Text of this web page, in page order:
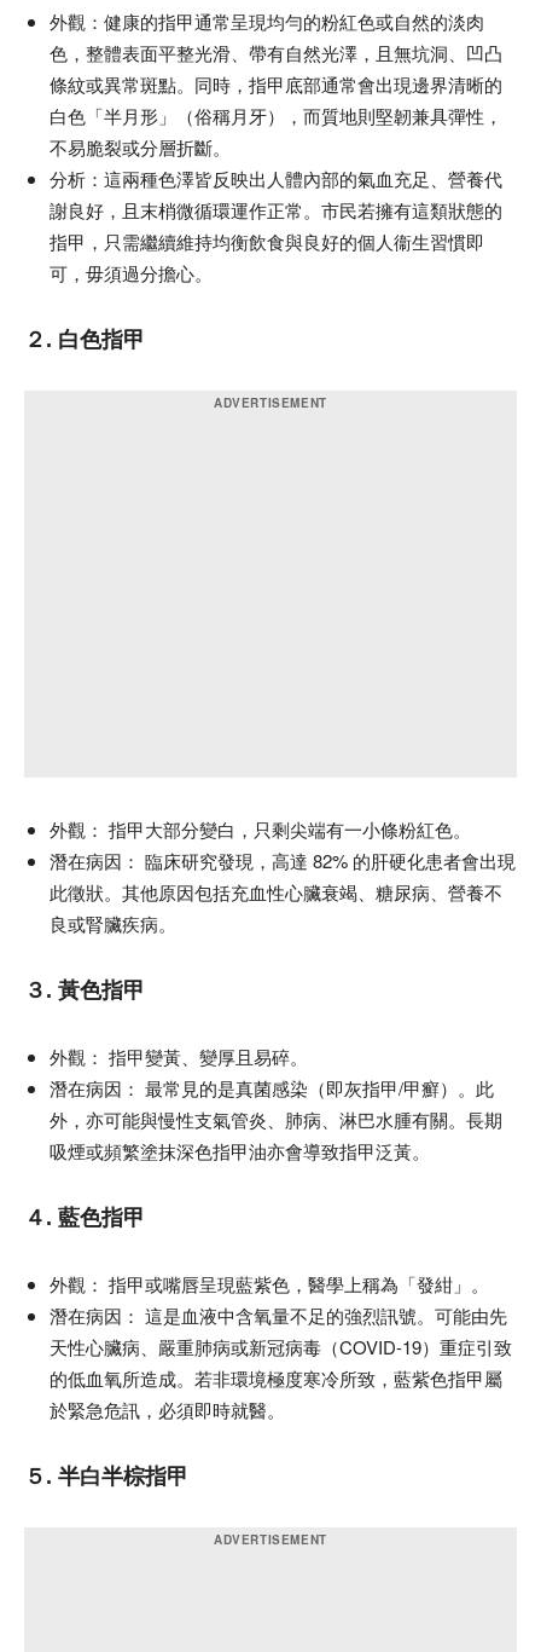
外觀： 健康的指甲通常呈現均勻的粉紅色或自然的淡肉
色，整體表面平整光滑、帶有自然光澤，且無坑洞、凹凸
條紋或異常斑點。同時，指甲底部通常會出現邊界清晰的
白色「半月形」（俗稱月牙），而質地則堅韌兼具彈性，
不易脆裂或分層折斷。
分析： 這兩種色澤皆反映出人體內部的氣血充足、營養代
謝良好，且末梢微循環運作正常。市民若擁有這類狀態的
指甲，只需繼續維持均衡飲食與良好的個人衞生習慣即
可，毋須過分擔心。
２. 白色指甲
外觀： 指甲大部分變白，只剩尖端有一小條粉紅色。
潛在病因： 臨床研究發現，高達 82% 的肝硬化患者會出現
此徵狀。其他原因包括充血性心臟衰竭、糖尿病、營養不
良或腎臟疾病。
３. 黃色指甲
外觀： 指甲變黃、變厚且易碎。
潛在病因： 最常見的是真菌感染（即灰指甲/甲癬）。此
外，亦可能與慢性支氣管炎、肺病、淋巴水腫有關。長期
吸煙或頻繁塗抹深色指甲油亦會導致指甲泛黃。
４. 藍色指甲
外觀： 指甲或嘴唇呈現藍紫色，醫學上稱為「發紺」。
潛在病因： 這是血液中含氧量不足的強烈訊號。可能由先
天性心臟病、嚴重肺病或新冠病毒（COVID-19）重症引致
的低血氧所造成。若非環境極度寒冷所致，藍紫色指甲屬
於緊急危訊，必須即時就醫。
５. 半白半棕指甲